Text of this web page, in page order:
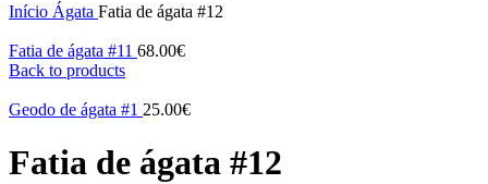
Início Ágata Fatia de ágata #12
Fatia de ágata #11 68.00€
Back to products
Geodo de ágata #1 25.00€
Fatia de ágata #12